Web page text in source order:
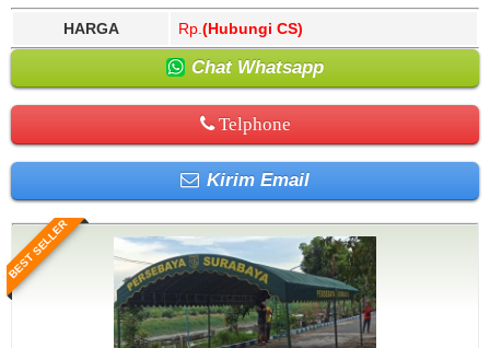
HARGA Rp. (Hubungi CS)
Chat Whatsapp
Telphone
Kirim Email
BEST SELLER